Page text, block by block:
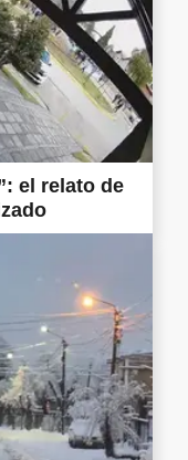
el relato de